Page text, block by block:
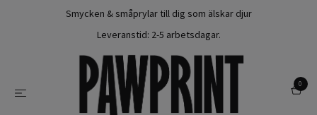
Smycken & småprylar till dig som älskar djur
Leveranstid: 2-5 arbetsdagar.
0